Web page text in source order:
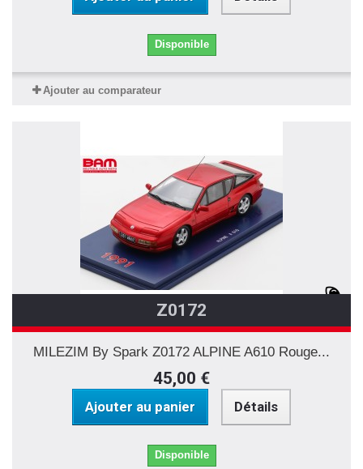
Disponible
Ajouter au comparateur
Z0172
MILEZIM By Spark Z0172 ALPINE A610 Rouge...
45,00 €
Ajouter au panier Détails
Disponible